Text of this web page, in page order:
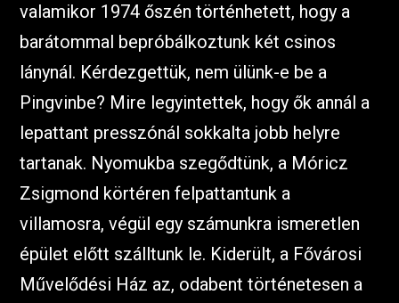
valamikor 1974 őszén történhetett, hogy a
barátommal bepróbálkoztunk két csinos
lánynál. Kérdezgettük, nem ülünk-e be a
Pingvinbe? Mire legyintettek, hogy ők annál a
lepattant presszónál sokkalta jobb helyre
tartanak. Nyomukba szegődtünk, a Móricz
Zsigmond körtéren felpattantunk a
villamosra, végül egy számunkra ismeretlen
épület előtt szálltunk le. Kiderült, a Fővárosi
Művelődési Ház az, odabent történetesen a